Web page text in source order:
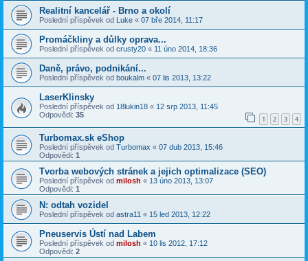
Realitní kancelář - Brno a okolí
Poslední příspěvek od Luke « 07 bře 2014, 11:17
Promáčkliny a důlky oprava...
Poslední příspěvek od crusty20 « 11 úno 2014, 18:36
Daně, právo, podnikání...
Poslední příspěvek od boukalm « 07 lis 2013, 13:22
LaserKlinsky
Poslední příspěvek od 18lukin18 « 12 srp 2013, 11:45
Odpovědi: 35 1 2 3 4
Turbomax.sk eShop
Poslední příspěvek od Turbomax « 07 dub 2013, 15:46
Odpovědi: 1
Tvorba webových stránek a jejich optimalizace (SEO)
Poslední příspěvek od milosh « 13 úno 2013, 13:07
Odpovědi: 1
N: odtah vozidel
Poslední příspěvek od astra11 « 15 led 2013, 12:22
Pneuservis Ústí nad Labem
Poslední příspěvek od milosh « 10 lis 2012, 17:12
Odpovědi: 2